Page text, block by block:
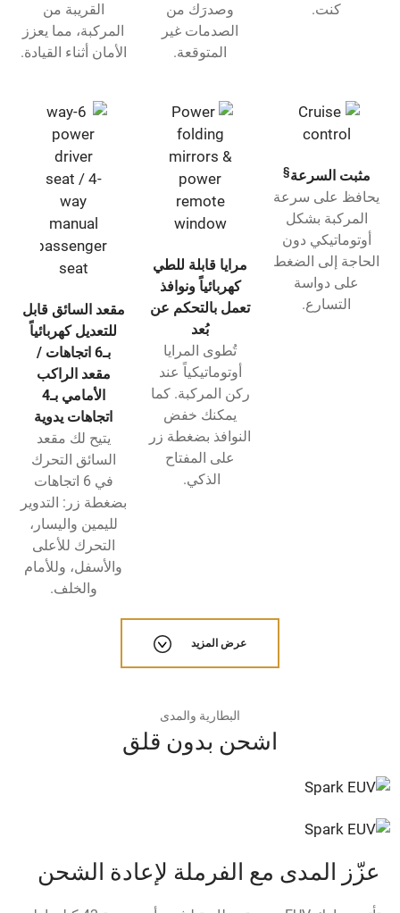
كنت.
وصدرَك من
الصدمات غير
المتوقعة.
القريبة من
المركبة، مما يعزز
الأمان أثناء القيادة.
مثبت السرعة §
يحافظ على سرعة
المركبة بشكل
أوتوماتيكي دون
الحاجة إلى الضغط
على دواسة
التسارع.
مرايا قابلة للطي
كهربائياً ونوافذ
تعمل بالتحكم عن
بُعد
تُطوى المرايا
أوتوماتيكياً عند
ركن المركبة. كما
يمكنك خفض
النوافذ بضغطة زر
على المفتاح
الذكي.
مقعد السائق قابل
للتعديل كهربائياً
بـ6 اتجاهات /
مقعد الراكب
الأمامي بـ4
اتجاهات يدوية
يتيح لك مقعد
السائق التحرك
في 6 اتجاهات
بضغطة زر: التدوير
لليمين واليسار،
التحرك للأعلى
والأسفل، وللأمام
والخلف.
عرض المزيد
البطارية والمدى
اشحن بدون قلق
عزّز المدى مع الفرملة لإعادة الشحن